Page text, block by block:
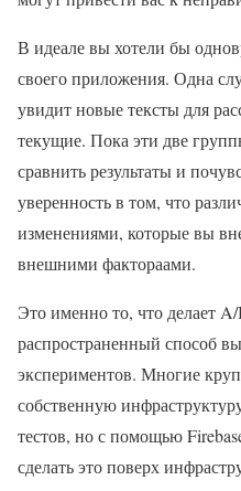
В идеале вы хотели бы
своего приложения. Одна
увидит новые тексты для
текущие. Пока эти две
сравнить результаты и
уверенность в том, что
изменениями, которые вы
внешними фактораами.
Это именно то, что делает
распространенный способ
экспериментов. Многие
собственную
тестов, но с помощью
сделать это поверх